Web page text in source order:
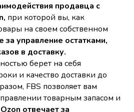
продавца с
при которой вы, как
на своем собственном
за управление остатками,
в доставку.
берет на себя
и качество доставки до
FBS позволяет вам
товарным запасом и
Ozon отвечает за